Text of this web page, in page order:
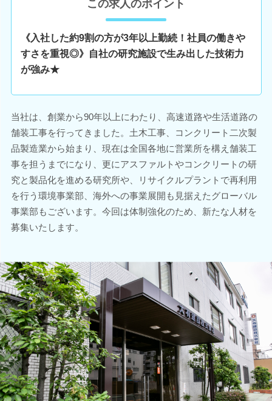
この求人のポイント
《入社した約9割の方が3年以上勤続！社員の働きや
すさを重視◎》自社の研究施設で生み出した技術力
が強み★
当社は、創業から90年以上にわたり、高速道路や生活道路の
舗装工事を行ってきました。土木工事、コンクリート二次製
品製造業から始まり、現在は全国各地に営業所を構え舗装工
事を担うまでになり、更にアスファルトやコンクリートの研
究と製品化を進める研究所や、リサイクルプラントで再利用
を行う環境事業部、海外への事業展開も見据えたグローバル
事業部もございます。今回は体制強化のため、新たな人材を
募集いたします。